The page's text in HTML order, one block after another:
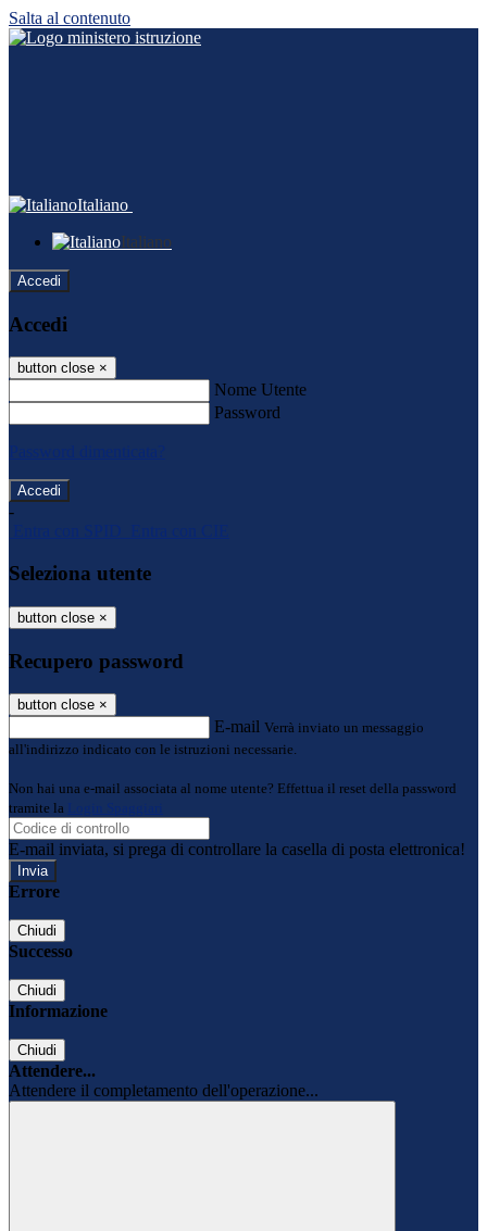
Salta al contenuto
Italiano
Italiano
Accedi
Accedi
button close ×
Nome Utente
Password
Password dimenticata?
-
Entra con SPID
Entra con CIE
Seleziona utente
button close ×
Recupero password
button close ×
E-mail Verrà inviato un messaggio
all'indirizzo indicato con le istruzioni necessarie.
Non hai una e-mail associata al nome utente? Effettua il reset della password
tramite la
Login Spaggiari
E-mail inviata, si prega di controllare la casella di posta elettronica!
Errore
Chiudi
Successo
Chiudi
Informazione
Chiudi
Attendere...
Attendere il completamento dell'operazione...